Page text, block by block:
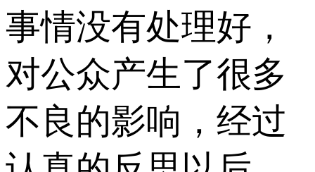
事情没有处理好，
对公众产生了很多
不良的影响，经过